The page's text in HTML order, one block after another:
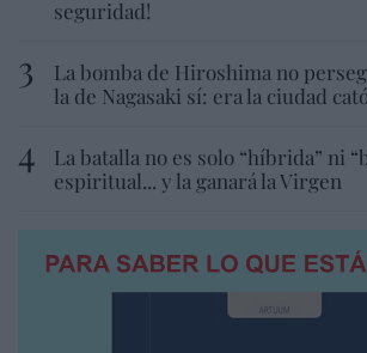
seguridad!
La bomba de Hiroshima no
la de Nagasaki sí: era la ciudad
La batalla no es solo “híbrida” ni
espiritual... y la ganará la Virgen